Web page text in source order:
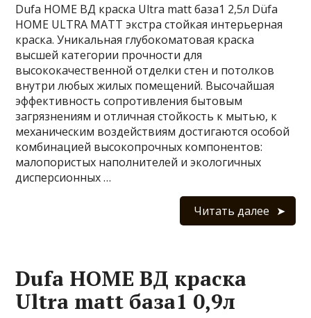
Dufa HOME ВД краска Ultra matt база1 2,5л Düfa
HOME ULTRA MATT экстра стойкая интерьерная
краска. Уникальная глубокоматовая краска
высшей категории прочности для
высококачественной отделки стен и потолков
внутри любых жилых помещений. Высочайшая
эффективность сопротивления бытовым
загрязнениям и отличная стойкость к мытью, к
механическим воздействиям достигаются особой
комбинацией высокопрочных компонентов:
малопористых наполнителей и экологичных
дисперсионных …
Читать далее
Dufa HOME ВД краска
Ultra matt база1 0,9л